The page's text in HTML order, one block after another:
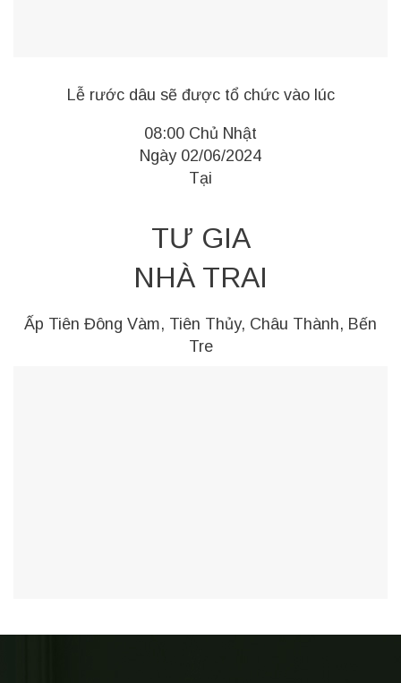
Lễ rước dâu sẽ được tổ chức vào lúc
08:00 Chủ Nhật
Ngày 02/06/2024
Tại
TƯ GIA
NHÀ TRAI
Ấp Tiên Đông Vàm, Tiên Thủy, Châu Thành, Bến
Tre